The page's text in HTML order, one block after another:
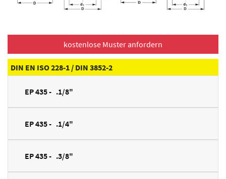
DIN EN ISO 228-1 / DIN 3852-2
EP 435 - .1/8"
EP 435 - .1/4"
EP 435 - .3/8"